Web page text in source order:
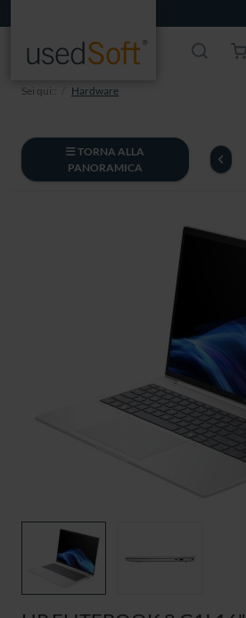
Sei qui:: Hardware
TORNA ALLA
PANORAMICA